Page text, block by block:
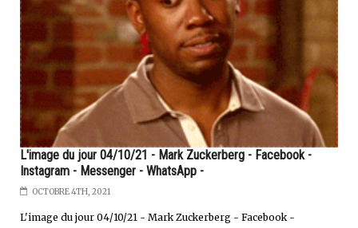
L'image du jour 04/10/21 - Mark Zuckerberg - Facebook -
Instagram - Messenger - WhatsApp -
OCTOBRE 4TH, 2021
L'image du jour 04/10/21 - Mark Zuckerberg - Facebook -